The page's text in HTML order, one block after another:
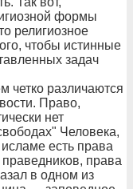
формы
религиозное
чтобы истинные
задач
четко различаются
Право,
нет
Человека,
есть права
права
в одном из